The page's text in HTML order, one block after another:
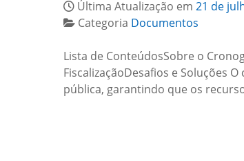
Última Atualização em 21 de
Categoria Documentos
Lista de ConteúdosSobre o
FiscalizaçãoDesafios e Soluções
pública, garantindo que os